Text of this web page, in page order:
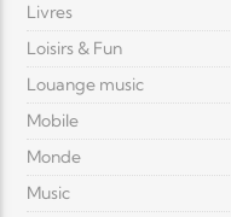
Livres
Loisirs & Fun
Louange music
Mobile
Monde
Music